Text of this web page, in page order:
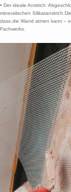
• Der ideale Anstrich:
mineralischen
dass die Wand atmen kann –
Fachwerks.